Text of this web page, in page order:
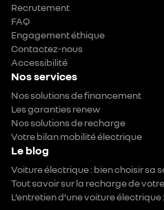
Recrutement
FAQ
Engagement éthique
Contactez-nous
Accessibilité
Nos services
Nos solutions de financement
Les garanties renew
Nos solutions de recharge
Votre bilan mobilité électrique
Le blog
Voiture électrique : bien choisir sa
Tout savoir sur la recharge de
L’entretien d’une voiture